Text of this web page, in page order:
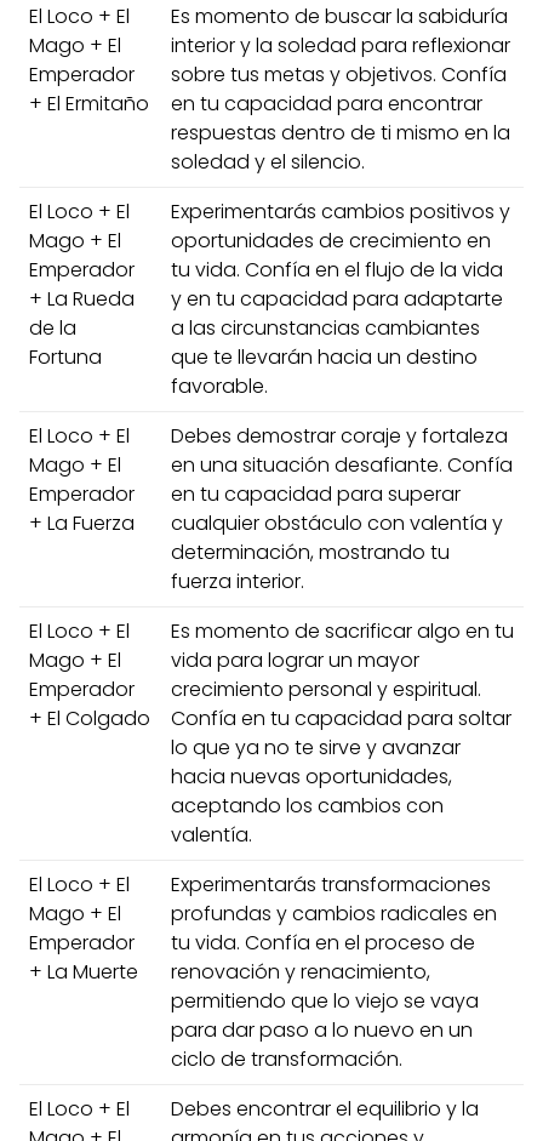
El Loco + El
Mago + El
Emperador
+ El Ermitaño
Es momento de buscar la sabiduría
interior y la soledad para reflexionar
sobre tus metas y objetivos. Confía
en tu capacidad para encontrar
respuestas dentro de ti mismo en la
soledad y el silencio.
El Loco + El
Mago + El
Emperador
+ La Rueda
de la
Fortuna
Experimentarás cambios positivos y
oportunidades de crecimiento en
tu vida. Confía en el flujo de la vida
y en tu capacidad para adaptarte
a las circunstancias cambiantes
que te llevarán hacia un destino
favorable.
El Loco + El
Mago + El
Emperador
+ La Fuerza
Debes demostrar coraje y fortaleza
en una situación desafiante. Confía
en tu capacidad para superar
cualquier obstáculo con valentía y
determinación, mostrando tu
fuerza interior.
El Loco + El
Mago + El
Emperador
+ El Colgado
Es momento de sacrificar algo en tu
vida para lograr un mayor
crecimiento personal y espiritual.
Confía en tu capacidad para soltar
lo que ya no te sirve y avanzar
hacia nuevas oportunidades,
aceptando los cambios con
valentía.
El Loco + El
Mago + El
Emperador
+ La Muerte
Experimentarás transformaciones
profundas y cambios radicales en
tu vida. Confía en el proceso de
renovación y renacimiento,
permitiendo que lo viejo se vaya
para dar paso a lo nuevo en un
ciclo de transformación.
El Loco + El
Debes encontrar el equilibrio y la